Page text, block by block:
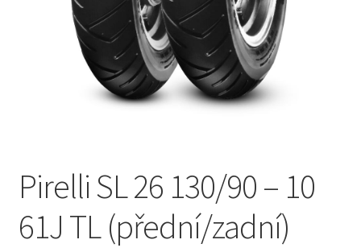
Pirelli SL 26 130/90 – 10
61J TL (přední/zadní)